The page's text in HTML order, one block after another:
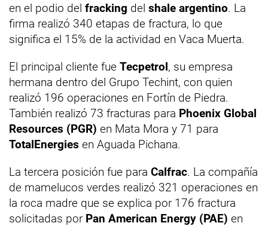
en el podio del fracking del shale argentino. La
firma realizó 340 etapas de fractura, lo que
significa el 15% de la actividad en Vaca Muerta.
El principal cliente fue Tecpetrol, su empresa
hermana dentro del Grupo Techint, con quien
realizó 196 operaciones en Fortín de Piedra.
También realizó 73 fracturas para Phoenix Global
Resources (PGR) en Mata Mora y 71 para
TotalEnergies en Aguada Pichana.
La tercera posición fue para Calfrac. La compañía
de mamelucos verdes realizó 321 operaciones en
la roca madre que se explica por 176 fractura
solicitadas por Pan American Energy (PAE) en